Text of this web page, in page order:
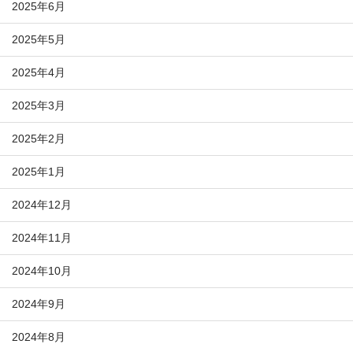
2025年6月
2025年5月
2025年4月
2025年3月
2025年2月
2025年1月
2024年12月
2024年11月
2024年10月
2024年9月
2024年8月